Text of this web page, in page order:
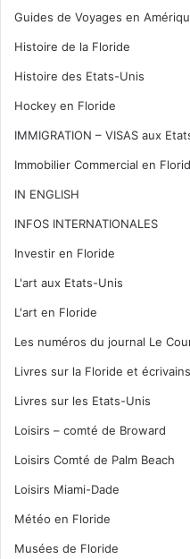
Guides de Voyages en
Histoire de la Floride
Histoire des Etats-Unis
Hockey en Floride
IMMIGRATION – VISAS aux
Immobilier Commercial en
IN ENGLISH
INFOS INTERNATIONALES
Investir en Floride
L'art aux Etats-Unis
L'art en Floride
Les numéros du journal Le
Livres sur la Floride et
Livres sur les Etats-Unis
Loisirs – comté de Broward
Loisirs Comté de Palm Beach
Loisirs Miami-Dade
Météo en Floride
Musées de Floride